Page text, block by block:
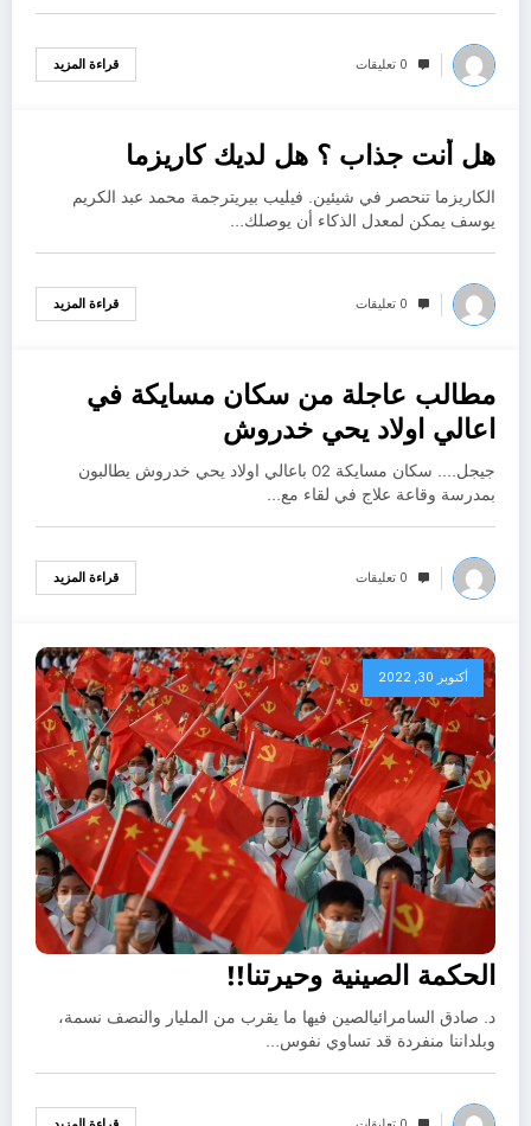
0 تعليقات قراءة المزيد
أكتوبر 30, 2022هل أنت جذاب ؟ هل لديك كاريزما
الكاريزما تنحصر في شيئين. فيليب بيريترجمة محمد عبد الكريم
يوسف يمكن لمعدل الذكاء أن يوصلك…
0 تعليقات قراءة المزيد
أكتوبر 30, 2022
مطالب عاجلة من سكان مسايكة في
اعالي اولاد يحي خدروش
جيجل…. سكان مسايكة 02 باعالي اولاد يحي خدروش يطالبون
بمدرسة وقاعة علاج في لقاء مع…
0 تعليقات قراءة المزيد
أكتوبر 30, 2022
الحكمة الصينية وحيرتنا!!
د. صادق السامرائيالصين فيها ما يقرب من المليار والنصف نسمة،
وبلداننا منفردة قد تساوي نفوس…